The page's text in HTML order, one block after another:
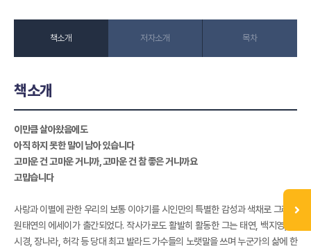
책소개 저자소개 목차
책소개
이만큼 살아왔음에도
아직 하지 못한 말이 남아 있습니다
고마운 건 고마운 거니까, 고마운 건 참 좋은 거니까요
고맙습니다
사랑과 이별에 관한 우리의 보통 이야기를 시인만의 특별한 감성과 색채로 그려낸
원태연의 에세이가 출간되었다. 작사가로도 활발히 활동한 그는 태연, 백지영, 성
시경, 장나라, 허각 등 당대 최고 발라드 가수들의 노랫말을 쓰며 누군가의 삶에 한